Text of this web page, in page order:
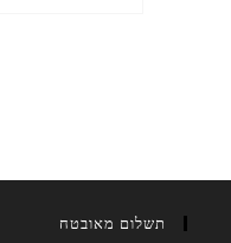
תשלום מאובטח